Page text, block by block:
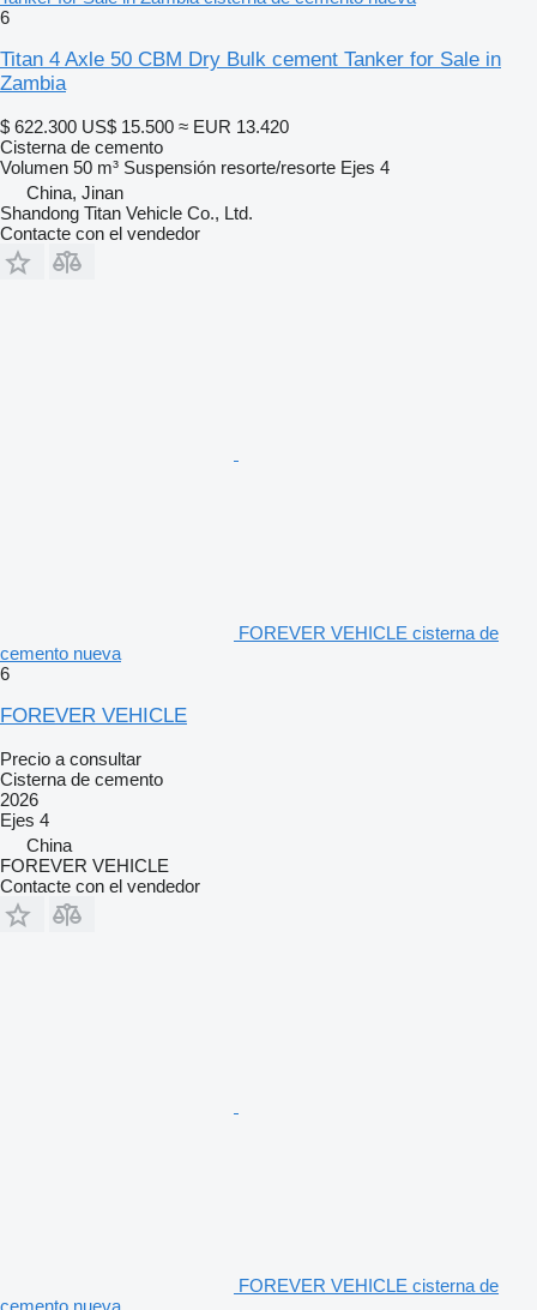
6
Titan 4 Axle 50 CBM Dry Bulk cement Tanker for Sale in
Zambia
$ 622.300 US$ 15.500 ≈ EUR 13.420
Cisterna de cemento
Volumen 50 m³ Suspensión resorte/resorte Ejes 4
China, Jinan
Shandong Titan Vehicle Co., Ltd.
Contacte con el vendedor
FOREVER VEHICLE cisterna de
cemento nueva
6
FOREVER VEHICLE
Precio a consultar
Cisterna de cemento
2026
Ejes 4
China
FOREVER VEHICLE
Contacte con el vendedor
FOREVER VEHICLE cisterna de
cemento nueva